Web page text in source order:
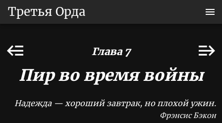
Третья Орда
Глава 7
Пир во время войны
Надежда — хороший завтрак, но плохой ужин.
Фрэнсис Бэкон